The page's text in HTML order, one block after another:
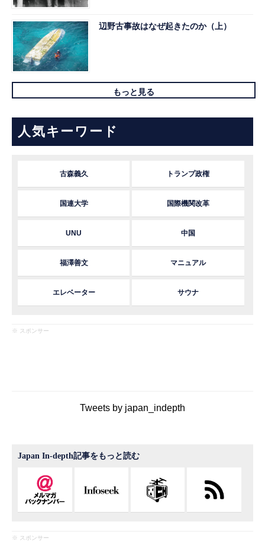
辺野古事故はなぜ起きたのか（上）
もっと見る
人気キーワード
古森義久 トランプ政権
国連大学 国際機関改革
UNU 中国
福澤善文 マニュアル
エレベーター サウナ
※ スポンサー
Tweets by japan_indepth
Japan In-depth記事をもっと読む
※ スポンサー